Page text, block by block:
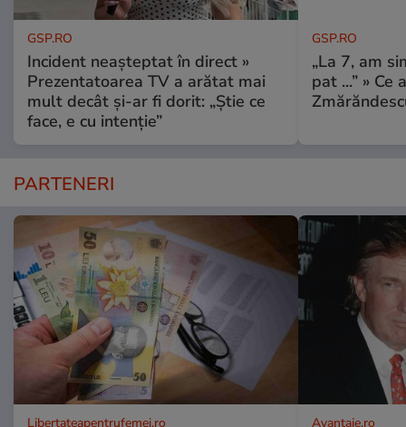
GSP.RO
Incident neașteptat în direct »
Prezentatoarea TV a arătat mai
mult decât și-ar fi dorit: „Știe ce
face, e cu intenție”
GSP.RO
„La 7, am
pat ...” »
PARTENERI
Libertateapentrufemei.ro Avantaje.ro